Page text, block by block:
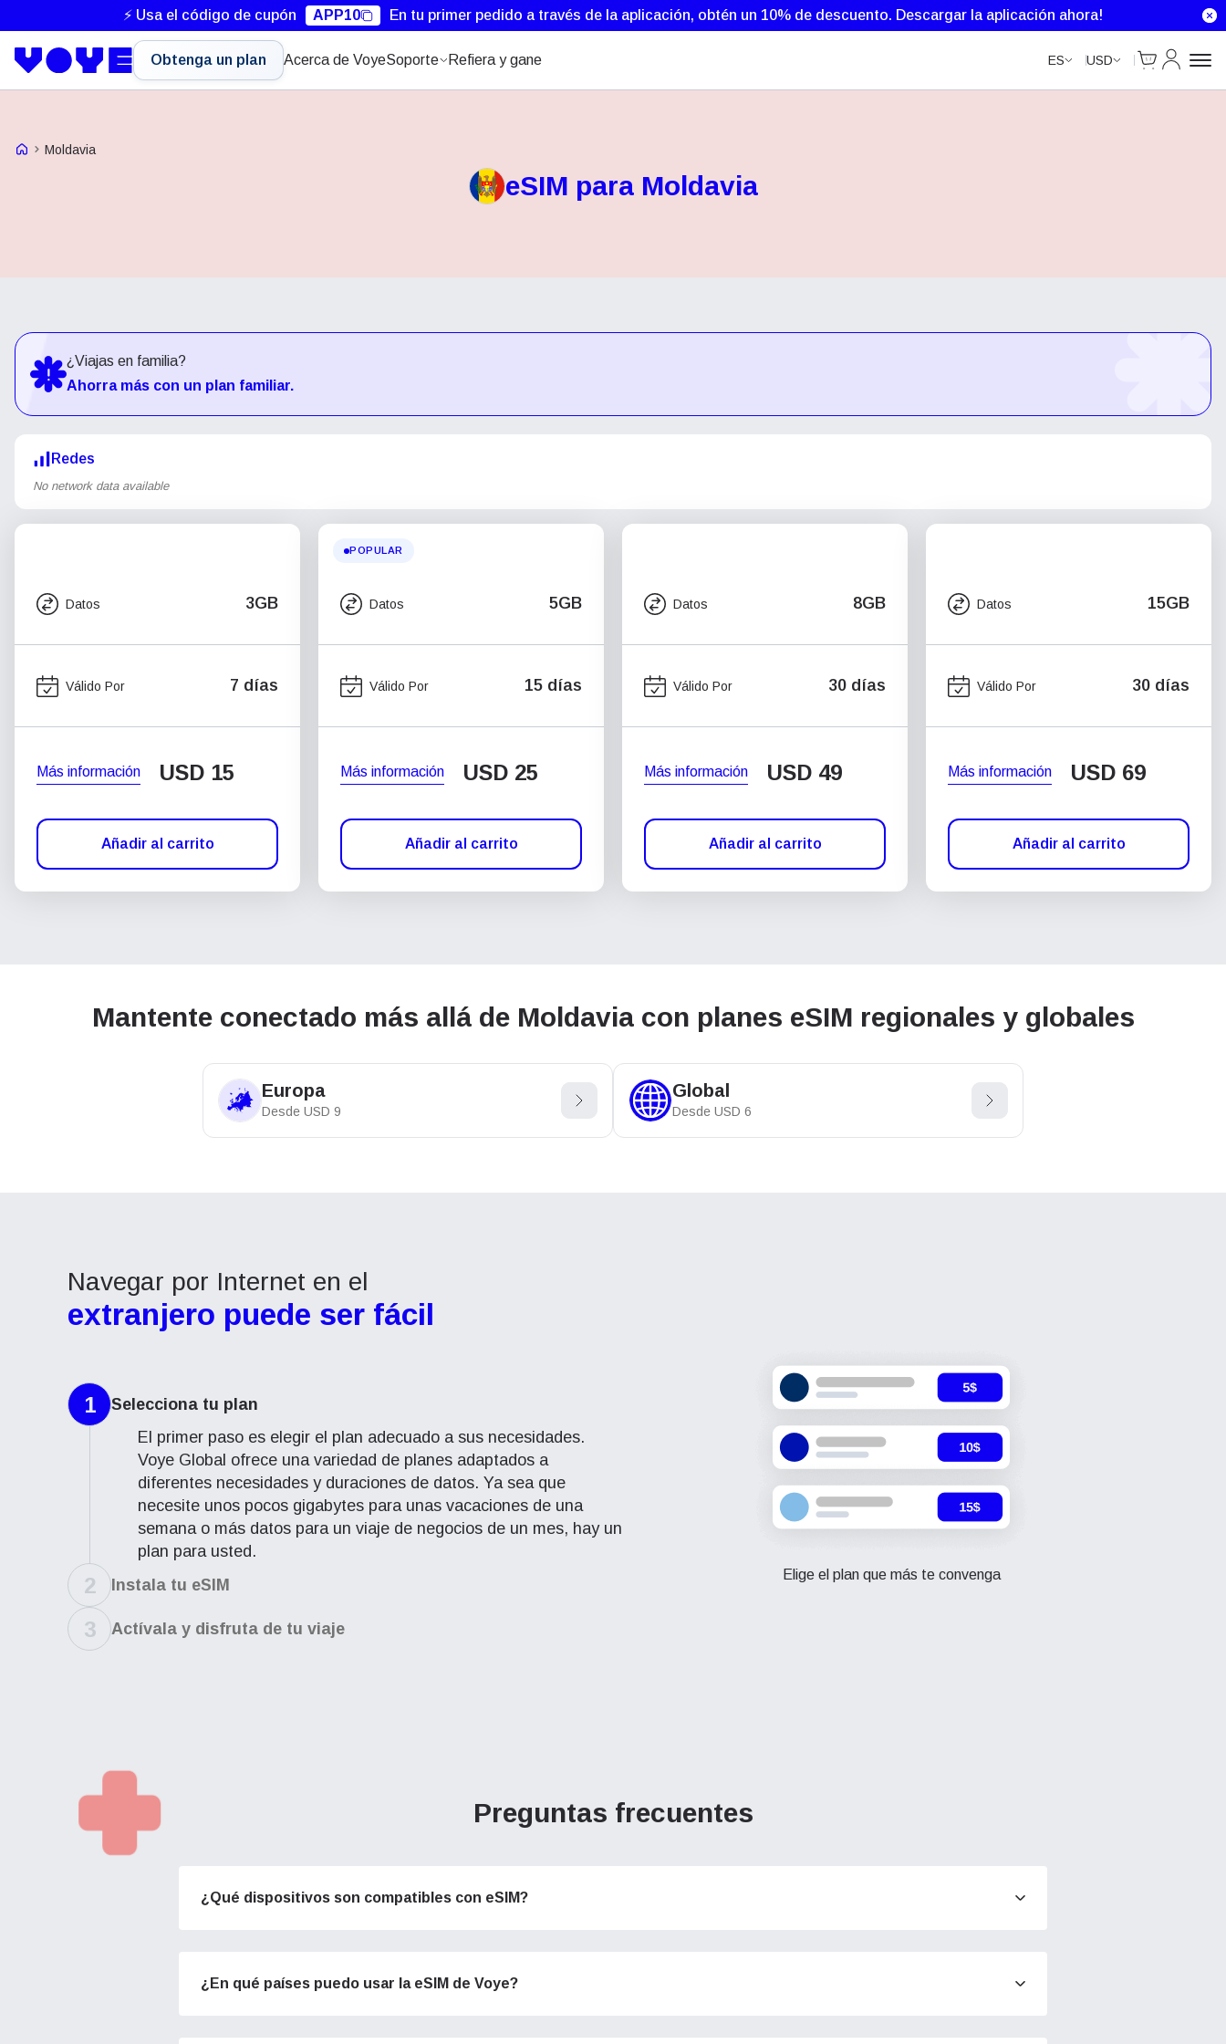
⚡ Usa el código de cupón APP10 En tu primer pedido a través de la aplicación, obtén un 10% de descuento. Descargar la aplicación ahora!
Obtenga un plan Acerca de VoyeSoporte Refiera y gane ES USD
Cart
Mi Cuenta
Voye Homepage
Moldavia
eSIM para Moldavia
¿Viajas en familia?
Ahorra más con un plan familiar.
Redes
No network data available
Datos 3GB
Válido Por 7 días
Más información USD 15
Añadir al carrito
POPULAR
Datos 5GB
Válido Por 15 días
Más información USD 25
Añadir al carrito
Datos 8GB
Válido Por 30 días
Más información USD 49
Añadir al carrito
Datos 15GB
Válido Por 30 días
Más información USD 69
Añadir al carrito
Mantente conectado más allá de Moldavia con planes eSIM regionales y globales
Europa
Desde USD 9
Global
Desde USD 6
Navegar por Internet en el
extranjero puede ser fácil
1
Selecciona tu plan
El primer paso es elegir el plan adecuado a sus necesidades.
Voye Global ofrece una variedad de planes adaptados a
diferentes necesidades y duraciones de datos. Ya sea que
necesite unos pocos gigabytes para unas vacaciones de una
semana o más datos para un viaje de negocios de un mes, hay un
plan para usted.
2 Instala tu eSIM
3 Actívala y disfruta de tu viaje
Elige el plan que más te convenga
Preguntas frecuentes
¿Qué dispositivos son compatibles con eSIM?
¿En qué países puedo usar la eSIM de Voye?